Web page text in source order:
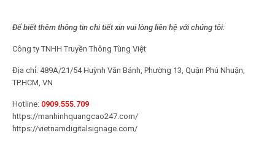
Để biết thêm thông tin chi tiết xin vui lòng liên hệ với chúng tôi:
Công ty TNHH Truyền Thông Tùng Việt
Địa chỉ: 489A/21/54 Huỳnh Văn Bánh, Phường 13, Quận Phú Nhuận,
TP.HCM, VN
Hotline: 0909.555.709
https://manhinhquangcao247.com/
https://vietnamdigitalsignage.com/